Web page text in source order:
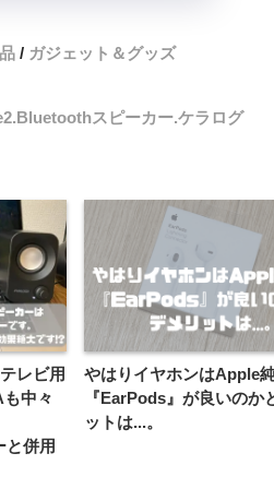
ガジェット＆グッズ
スピーカー.ケラログ
レビ用
中々
と併用
やはりイヤホンはApple
『EarPods』が良いのか
ットは...。